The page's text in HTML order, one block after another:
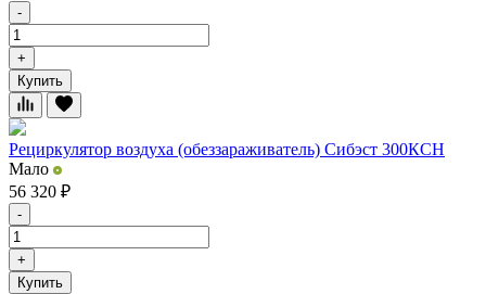
-
+
Купить
Рециркулятор воздуха (обеззараживатель) Сибэст 300КСН
Мало
56 320 ₽
-
+
Купить